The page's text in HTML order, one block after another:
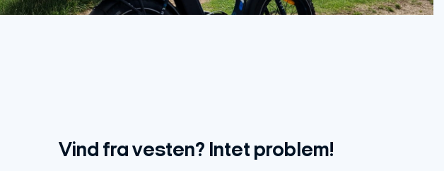
Vind fra vesten? Intet problem!